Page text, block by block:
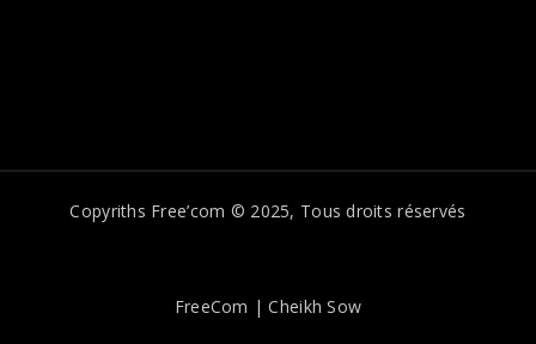
Copyriths Free’com © 2025, Tous droits réservés
FreeCom | Cheikh Sow